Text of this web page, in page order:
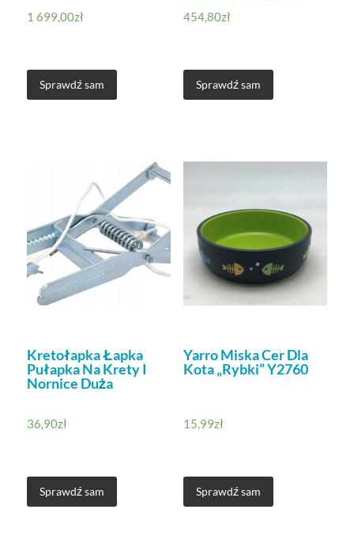
1 699,00zł
Sprawdź sam
454,80zł
Sprawdź sam
Kretołapka Łapka
Pułapka Na Krety I
Nornice Duża
36,90zł
Sprawdź sam
Yarro Miska Cer Dla
Kota „Rybki” Y2760
15,99zł
Sprawdź sam